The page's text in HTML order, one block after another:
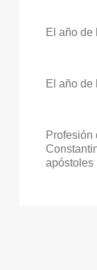
El año de
El año de
Profesión
apóstoles